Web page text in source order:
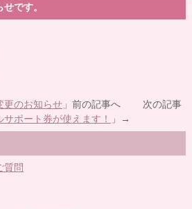
です。
更のお知らせ」前の記事へ 次の記事
ポート券が使えます！ 」→
質問